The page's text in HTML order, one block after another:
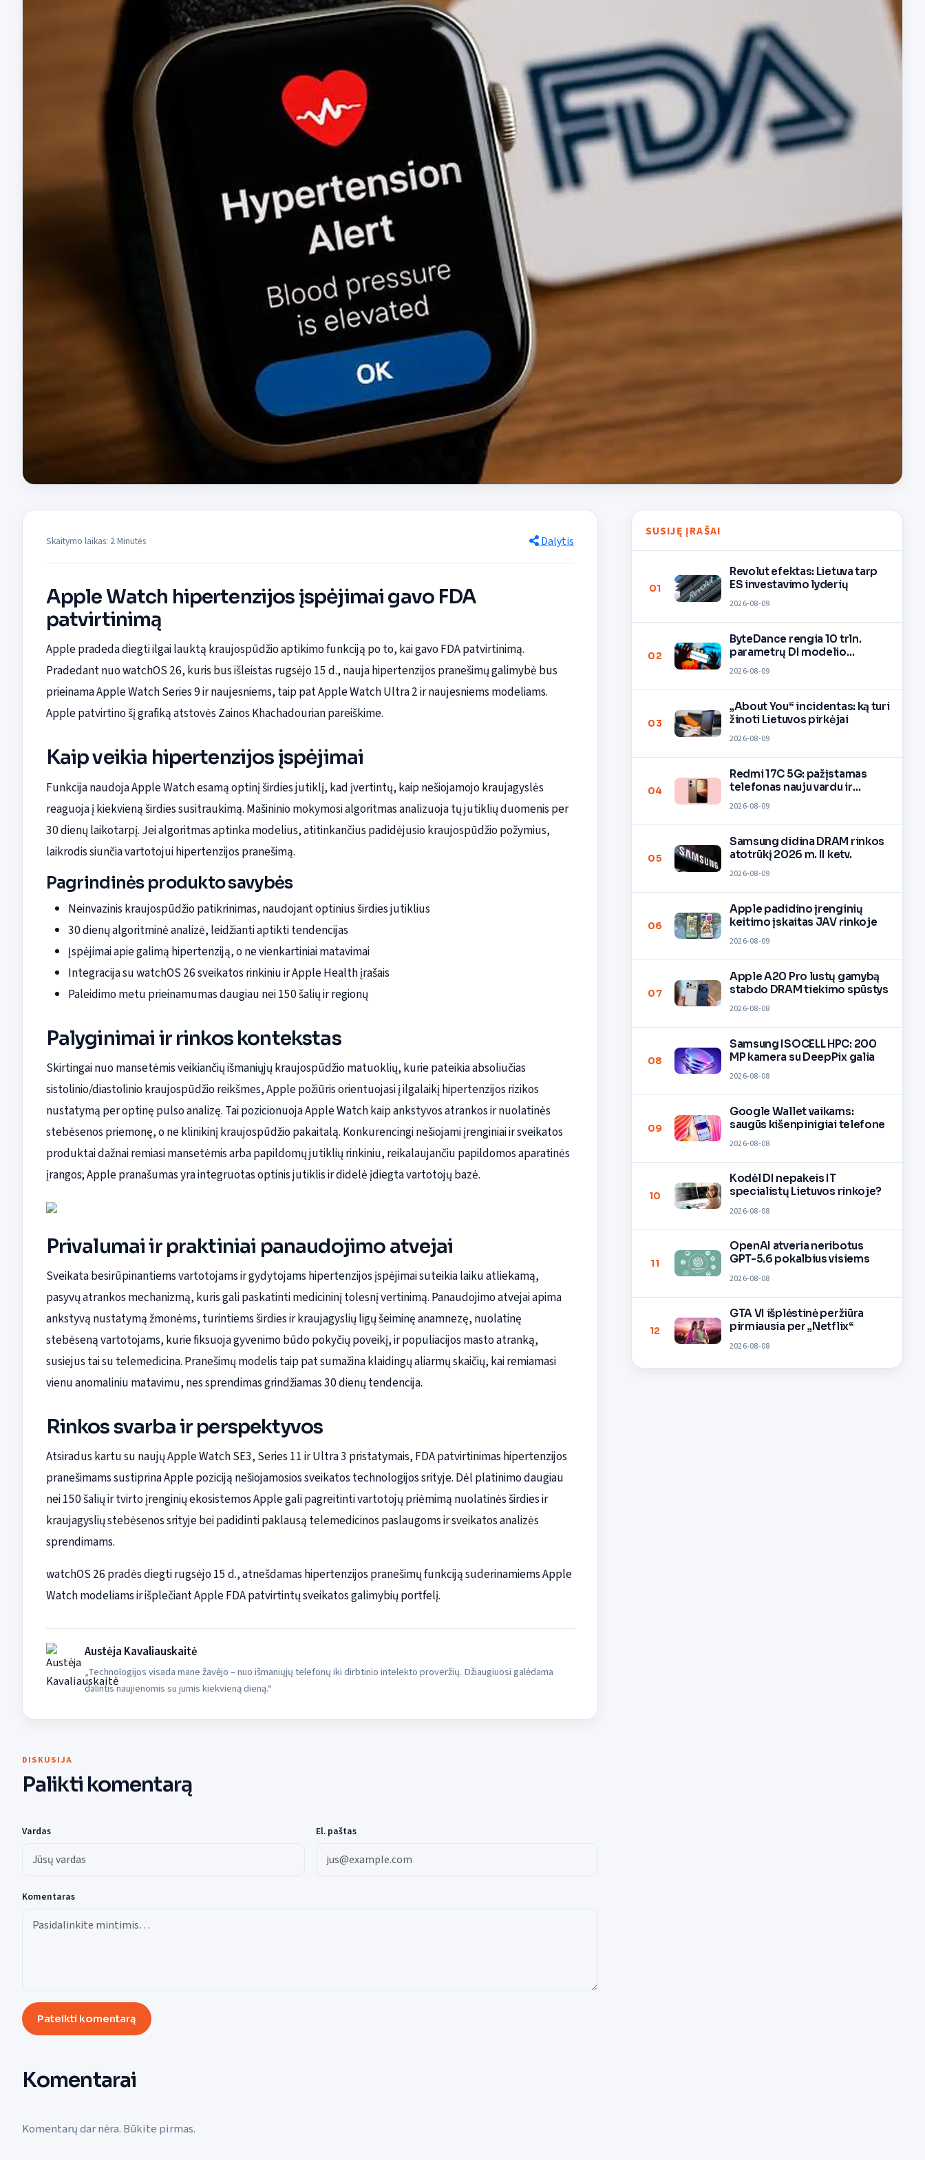
Skaitymo laikas: 2 Minutės Dalytis
Apple Watch hipertenzijos įspėjimai gavo FDA
patvirtinimą
Apple pradeda diegti ilgai lauktą kraujospūdžio aptikimo funkciją po to, kai gavo FDA patvirtinimą.
Pradedant nuo watchOS 26, kuris bus išleistas rugsėjo 15 d., nauja hipertenzijos pranešimų galimybė bus
prieinama Apple Watch Series 9 ir naujesniems, taip pat Apple Watch Ultra 2 ir naujesniems modeliams.
Apple patvirtino šį grafiką atstovės Zainos Khachadourian pareiškime.
Kaip veikia hipertenzijos įspėjimai
Funkcija naudoja Apple Watch esamą optinį širdies jutiklį, kad įvertintų, kaip nešiojamojo kraujagyslės
reaguoja į kiekvieną širdies susitraukimą. Mašininio mokymosi algoritmas analizuoja tų jutiklių duomenis per
30 dienų laikotarpį. Jei algoritmas aptinka modelius, atitinkančius padidėjusio kraujospūdžio požymius,
laikrodis siunčia vartotojui hipertenzijos pranešimą.
Pagrindinės produkto savybės
Neinvazinis kraujospūdžio patikrinimas, naudojant optinius širdies jutiklius
30 dienų algoritminė analizė, leidžianti aptikti tendencijas
Įspėjimai apie galimą hipertenziją, o ne vienkartiniai matavimai
Integracija su watchOS 26 sveikatos rinkiniu ir Apple Health įrašais
Paleidimo metu prieinamumas daugiau nei 150 šalių ir regionų
Palyginimai ir rinkos kontekstas
Skirtingai nuo mansetėmis veikiančių išmaniųjų kraujospūdžio matuoklių, kurie pateikia absoliučias
sistolinio/diastolinio kraujospūdžio reikšmes, Apple požiūris orientuojasi į ilgalaikį hipertenzijos rizikos
nustatymą per optinę pulso analizę. Tai pozicionuoja Apple Watch kaip ankstyvos atrankos ir nuolatinės
stebėsenos priemonę, o ne klinikinį kraujospūdžio pakaitalą. Konkurencingi nešiojami įrenginiai ir sveikatos
produktai dažnai remiasi mansetėmis arba papildomų jutiklių rinkiniu, reikalaujančiu papildomos aparatinės
įrangos; Apple pranašumas yra integruotas optinis jutiklis ir didelė įdiegta vartotojų bazė.
Privalumai ir praktiniai panaudojimo atvejai
Sveikata besirūpinantiems vartotojams ir gydytojams hipertenzijos įspėjimai suteikia laiku atliekamą,
pasyvų atrankos mechanizmą, kuris gali paskatinti medicininį tolesnį vertinimą. Panaudojimo atvejai apima
ankstyvą nustatymą žmonėms, turintiems širdies ir kraujagyslių ligų šeiminę anamnezę, nuolatinę
stebėseną vartotojams, kurie fiksuoja gyvenimo būdo pokyčių poveikį, ir populiacijos masto atranką,
susiejus tai su telemedicina. Pranešimų modelis taip pat sumažina klaidingų aliarmų skaičių, kai remiamasi
vienu anomaliniu matavimu, nes sprendimas grindžiamas 30 dienų tendencija.
Rinkos svarba ir perspektyvos
Atsiradus kartu su naujų Apple Watch SE3, Series 11 ir Ultra 3 pristatymais, FDA patvirtinimas hipertenzijos
pranešimams sustiprina Apple poziciją nešiojamosios sveikatos technologijos srityje. Dėl platinimo daugiau
nei 150 šalių ir tvirto įrenginių ekosistemos Apple gali pagreitinti vartotojų priėmimą nuolatinės širdies ir
kraujagyslių stebėsenos srityje bei padidinti paklausą telemedicinos paslaugoms ir sveikatos analizės
sprendimams.
watchOS 26 pradės diegti rugsėjo 15 d., atnešdamas hipertenzijos pranešimų funkciją suderinamiems Apple
Watch modeliams ir išplečiant Apple FDA patvirtintų sveikatos galimybių portfelį.
Austėja Kavaliauskaitė
„Technologijos visada mane žavėjo – nuo išmaniųjų telefonų iki dirbtinio intelekto proveržių. Džiaugiuosi galėdama
dalintis naujienomis su jumis kiekvieną dieną.“
DISKUSIJA
Palikti komentarą
Vardas El. paštas
Komentaras
Pateikti komentarą
Komentarai
Komentarų dar nėra. Būkite pirmas.
SUSIJĘ ĮRAŠAI
01
Revolut efektas: Lietuva tarp
ES investavimo lyderių
2026-08-09
02
ByteDance rengia 10 trln.
parametrų DI modelio
2026-08-09
03
„About You“ incidentas: ką turi
žinoti Lietuvos pirkėjai
2026-08-09
04
Redmi 17C 5G: pažįstamas
telefonas nauju vardu ir
2026-08-09
05
Samsung didina DRAM rinkos
atotrūkį 2026 m. II ketv.
2026-08-09
06
Apple padidino įrenginių
keitimo įskaitas JAV rinkoje
2026-08-09
07
Apple A20 Pro lustų gamybą
stabdo DRAM tiekimo spūstys
2026-08-08
08
Samsung ISOCELL HPC: 200
MP kamera su DeepPix galia
2026-08-08
09
Google Wallet vaikams:
saugūs kišenpinigiai telefone
2026-08-08
10
Kodėl DI nepakeis IT
specialistų Lietuvos rinkoje?
2026-08-08
11
OpenAI atveria neribotus
GPT-5.6 pokalbius visiems
2026-08-08
12
GTA VI išplėstinė peržiūra
pirmiausia per „Netflix“
2026-08-08